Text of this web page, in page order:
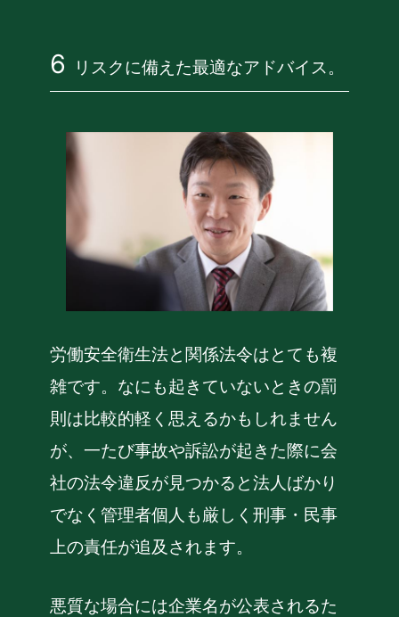
リスクに備えた最適なアドバイス。
労働安全衛生法と関係法令はとても複
雑です。なにも起きていないときの罰
則は比較的軽く思えるかもしれません
が、一たび事故や訴訟が起きた際に会
社の法令違反が見つかると法人ばかり
でなく管理者個人も厳しく刑事・民事
上の責任が追及されます。
悪質な場合には企業名が公表されるた